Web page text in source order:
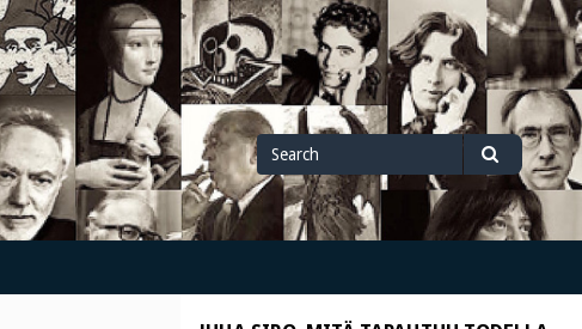
Search
for
Search